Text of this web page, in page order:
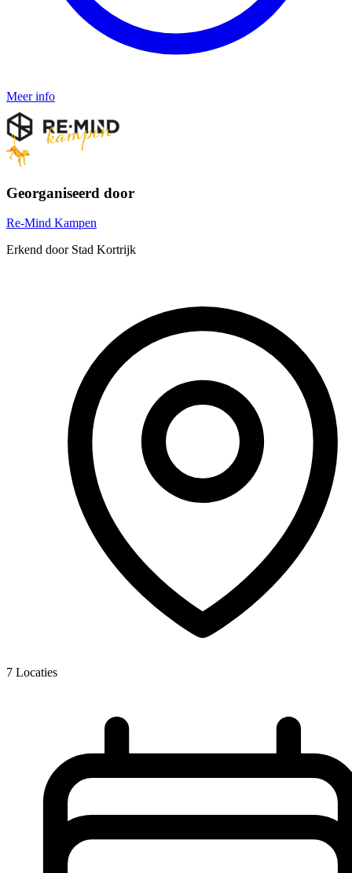
Meer info
Georganiseerd door
Re-Mind Kampen
Erkend door Stad Kortrijk
7 Locaties